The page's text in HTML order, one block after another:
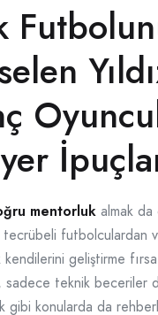
mentorluk almak
tecrübeli futbolculardan
geliştirme
sadece teknik beceriler
gibi konularda da